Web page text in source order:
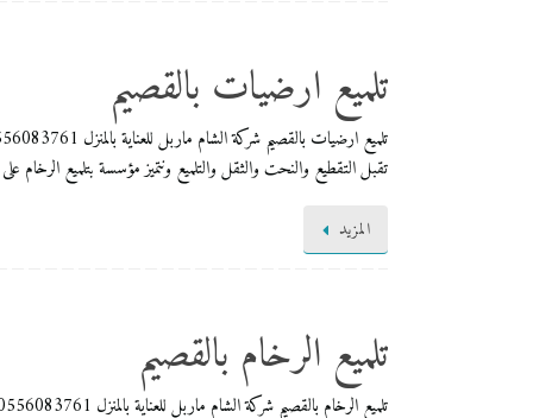
تلميع ارضيات بالقصيم
تقبل التقطيع والنحت والثقل والتلميع ونتميز مؤسسة بتلميع الرخام
المزيد
تلميع الرخام بالقصيم